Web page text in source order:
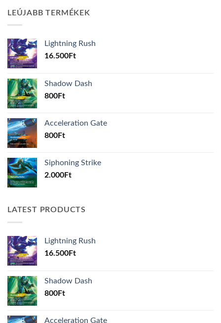
LEÚJABB TERMÉKEK
Lightning Rush
16.500Ft
Shadow Dash
800Ft
Acceleration Gate
800Ft
Siphoning Strike
2.000Ft
LATEST PRODUCTS
Lightning Rush
16.500Ft
Shadow Dash
800Ft
Acceleration Gate